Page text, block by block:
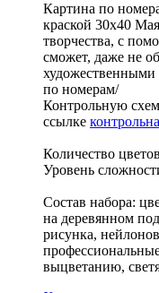
Картина по
краской 30х40
творчества, с
сможет, даже не
художественными
по номерам/
Контрольную
ссылке
Количество
Уровень
Состав набора:
на деревянном
рисунка,
выцветанию,